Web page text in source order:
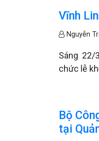
Vĩnh
Nguyễn
Sáng 22/
chức lễ
Bộ
tại